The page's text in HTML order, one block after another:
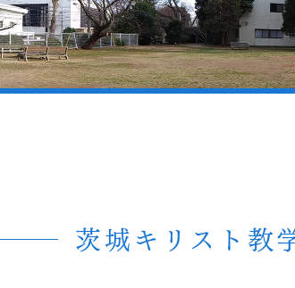
ルモットー 建学の精神
沿革 学園の歴史
リスト教
ー
学校紹介
ト情報 講座・講演会
茨城キリスト教